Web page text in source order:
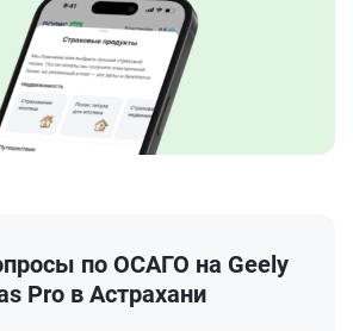
по ОСАГО на Geely
Pro в Астрахани